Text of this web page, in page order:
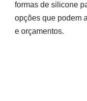
formas de silicone
opções que podem
e orçamentos.